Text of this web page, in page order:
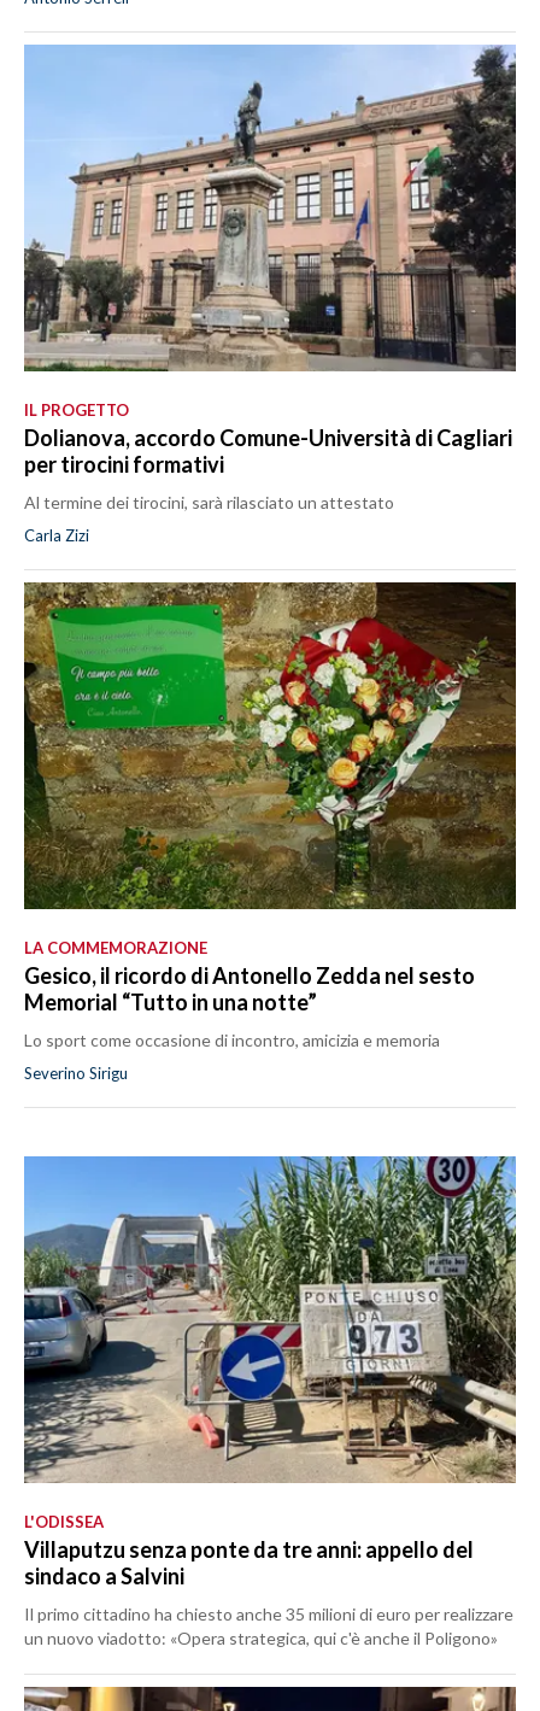
IL PROGETTO
Dolianova, accordo Comune-Università di Cagliari
per tirocini formativi
Al termine dei tirocini, sarà rilasciato un attestato
Carla Zizi
LA COMMEMORAZIONE
Gesico, il ricordo di Antonello Zedda nel sesto
Memorial “Tutto in una notte”
Lo sport come occasione di incontro, amicizia e memoria
Severino Sirigu
L'ODISSEA
Villaputzu senza ponte da tre anni: appello del
sindaco a Salvini
Il primo cittadino ha chiesto anche 35 milioni di euro per realizzare
un nuovo viadotto: «Opera strategica, qui c'è anche il Poligono»